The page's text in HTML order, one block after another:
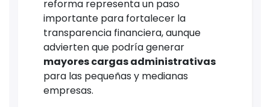
reforma representa un paso
importante para fortalecer la
transparencia financiera, aunque
advierten que podría generar
mayores cargas administrativas
para las pequeñas y medianas
empresas.